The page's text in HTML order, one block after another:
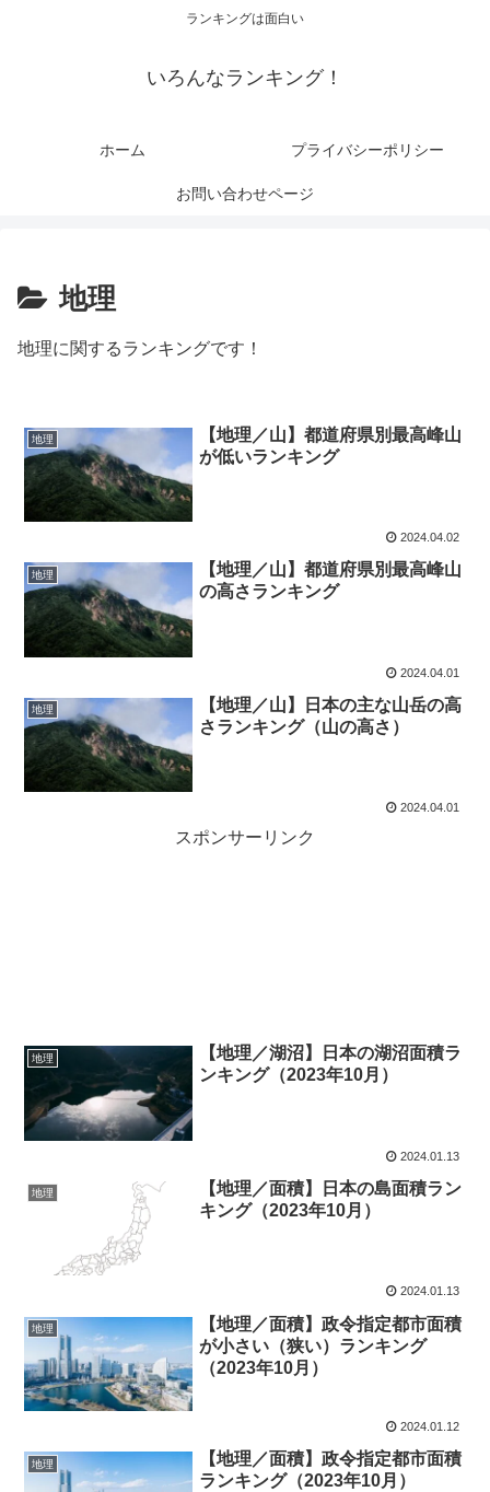
ランキングは面白い
いろんなランキング！
ホーム プライバシーポリシー
お問い合わせページ
地理
地理に関するランキングです！
地理
【地理／山】都道府県別最高峰山
が低いランキング
2024.04.02
地理
【地理／山】都道府県別最高峰山
の高さランキング
2024.04.01
地理
【地理／山】日本の主な山岳の高
さランキング（山の高さ）
2024.04.01
スポンサーリンク
地理
【地理／湖沼】日本の湖沼面積ラ
ンキング（2023年10月）
2024.01.13
地理
【地理／面積】日本の島面積ラン
キング（2023年10月）
2024.01.13
地理
【地理／面積】政令指定都市面積
が小さい（狭い）ランキング
（2023年10月）
2024.01.12
地理
【地理／面積】政令指定都市面積
ランキング（2023年10月）